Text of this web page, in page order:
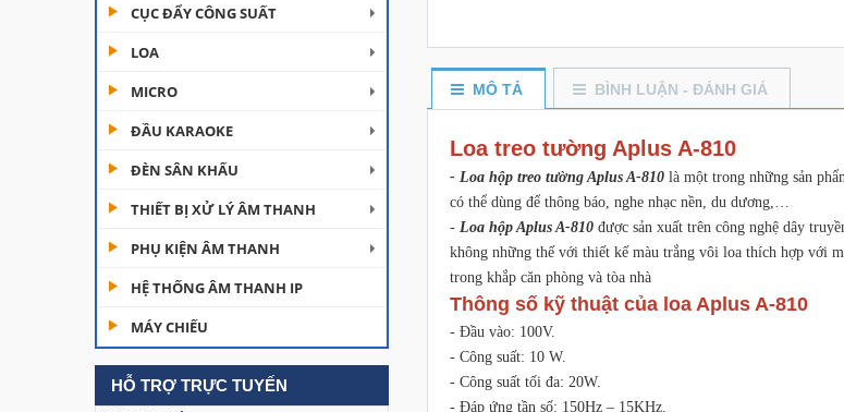
CỤC ĐẨY CÔNG SUẤT
LOA
MICRO
ĐẦU KARAOKE
ĐÈN SÂN KHẤU
THIẾT BỊ XỬ LÝ ÂM THANH
PHỤ KIỆN ÂM THANH
HỆ THỐNG ÂM THANH IP
MÁY CHIẾU
HỖ TRỢ TRỰC TUYẾN
Liên hệ
Cục đẩy công suất
Dàn âm thanh hội
trường...
Bàn Mixer
Allen&Heath...
MÔ TẢ BÌNH LUẬN - ĐÁNH GIÁ
Loa treo tường Aplus A-810
- Loa hộp treo tường Aplus A-810 là một trong những sản
có thể dùng để thông báo, nghe nhạc nền, du dương,…
- Loa hộp Aplus A-810 được sản xuất trên công nghệ dây
không những thế với thiết kế màu trắng vôi loa thích hợp với
trong khắp căn phòng và tòa nhà
Thông số kỹ thuật của loa Aplus A-810
- Đầu vào: 100V.
- Công suất: 10 W.
- Công suất tối đa: 20W.
- Đáp ứng tần số: 150Hz – 15KHz.